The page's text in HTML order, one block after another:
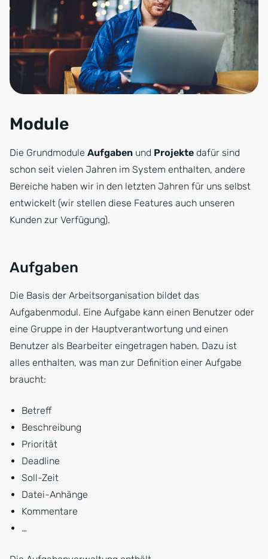
Module
Die Grundmodule Aufgaben und Projekte dafür sind
schon seit vielen Jahren im System enthalten, andere
Bereiche haben wir in den letzten Jahren für uns selbst
entwickelt (wir stellen diese Features auch unseren
Kunden zur Verfügung).
Aufgaben
Die Basis der Arbeitsorganisation bildet das
Aufgabenmodul. Eine Aufgabe kann einen Benutzer oder
eine Gruppe in der Hauptverantwortung und einen
Benutzer als Bearbeiter eingetragen haben. Dazu ist
alles enthalten, was man zur Definition einer Aufgabe
braucht:
Betreff
Beschreibung
Priorität
Deadline
Soll-Zeit
Datei-Anhänge
Kommentare
…